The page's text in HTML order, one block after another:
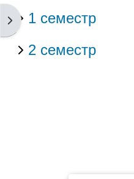
Открыть боковую панель
1 семестр
2 семестр